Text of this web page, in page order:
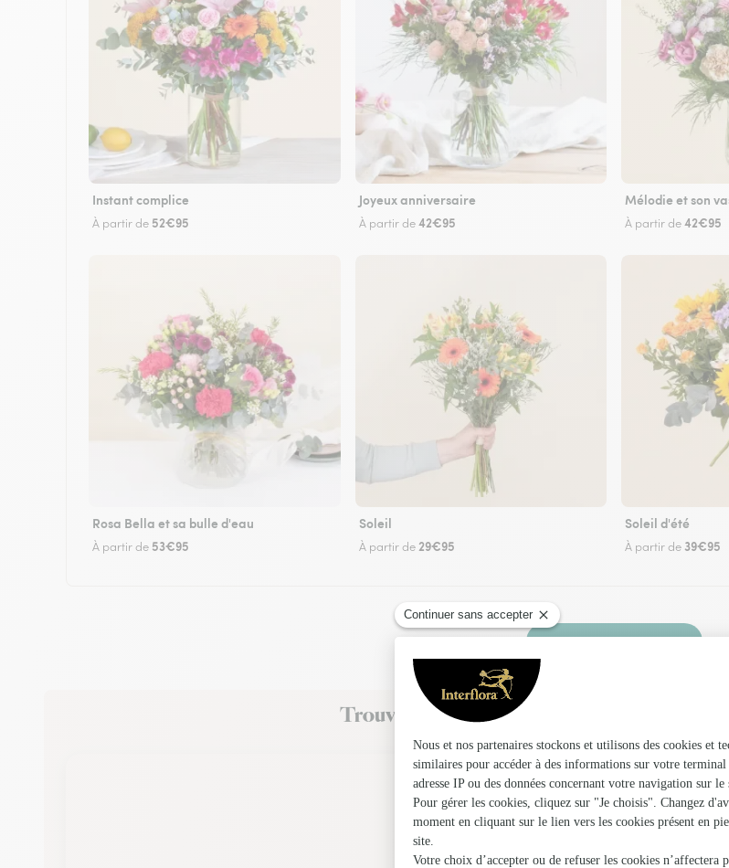
Instant complice
À partir de 52€95
Joyeux anniversaire
À partir de42€95
Mélodie et son
À partir de42€95
Rosa Bella et sa bulle d'eau
À partir de 53€95
Soleil
À partir de 29€95
Soleil d'été
À partir de 39€95
Faire livrer des fleurs
Trouvez un fleuriste Interflora à Villeconin